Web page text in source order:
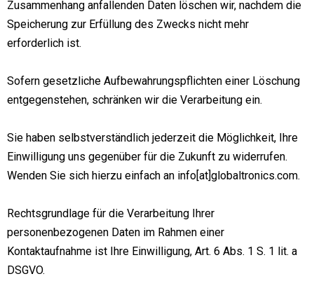
Zusammenhang anfallenden Daten löschen wir, nachdem die
Speicherung zur Erfüllung des Zwecks nicht mehr
erforderlich ist.
Sofern gesetzliche Aufbewahrungspflichten einer Löschung
entgegenstehen, schränken wir die Verarbeitung ein.
Sie haben selbstverständlich jederzeit die Möglichkeit, Ihre
Einwilligung uns gegenüber für die Zukunft zu widerrufen.
Wenden Sie sich hierzu einfach an info[at]globaltronics.com.
Rechtsgrundlage für die Verarbeitung Ihrer
personenbezogenen Daten im Rahmen einer
Kontaktaufnahme ist Ihre Einwilligung, Art. 6 Abs. 1 S. 1 lit. a
DSGVO.